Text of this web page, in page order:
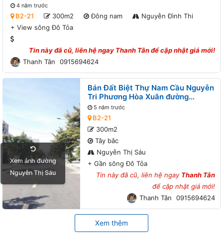
4 năm trước
B2-21 300m2 Đông nam
Nguyễn Đình Thi
+ View sông Đô Tỏa
Tin này đã cũ, liên hệ ngay Thanh Tânđể cập nhật giá mới!
Thanh Tân
0915694624
Xem ảnh đường
Nguyễn Thị Sáu
Bán Đất Biệt Thự Nam Cầu Nguyễn
Tri Phương Hòa Xuân đường
Nguyễn Thị Sáu B2-21 lô 2x - Gần
sông Đô Tỏa
5 năm trước
B2-21
300m2
Tây bắc
Nguyễn Thị Sáu
+ Gần sông Đô Tỏa
Tin này đã cũ, liên hệ ngay Thanh Tân
để cập nhật giá mới!
Thanh Tân
0915694624
Xem thêm